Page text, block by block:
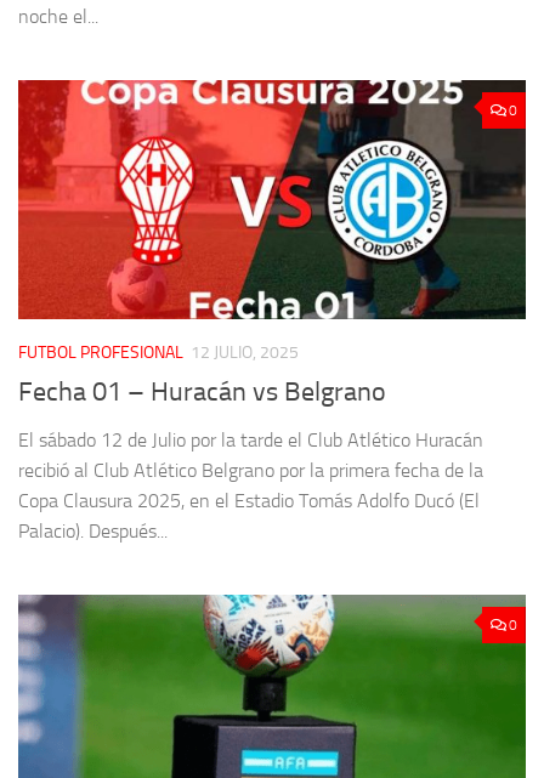
noche el...
0
FUTBOL PROFESIONAL 12 JULIO, 2025
Fecha 01 – Huracán vs Belgrano
El sábado 12 de Julio por la tarde el Club Atlético Huracán
recibió al Club Atlético Belgrano por la primera fecha de la
Copa Clausura 2025, en el Estadio Tomás Adolfo Ducó (El
Palacio). Después...
0